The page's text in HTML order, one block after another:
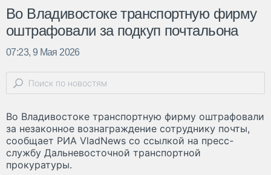
Во Владивостоке транспортную фирму
оштрафовали за подкуп почтальона
07:23, 9 Мая 2026
Во Владивостоке транспортную фирму оштрафовали
за незаконное вознаграждение сотруднику почты,
сообщает РИА VladNews со ссылкой на пресс-
службу Дальневосточной транспортной
прокуратуры.